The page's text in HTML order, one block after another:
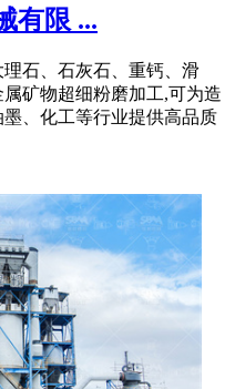
有限 ...
石、石灰石、重钙、滑
矿物超细粉磨加工,可为造
、化工等行业提供高品质